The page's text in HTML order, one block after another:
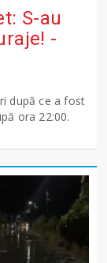
S-au
-
după ce a fost
ora 22:00.